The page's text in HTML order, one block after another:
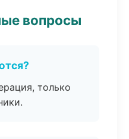
вопросы
только